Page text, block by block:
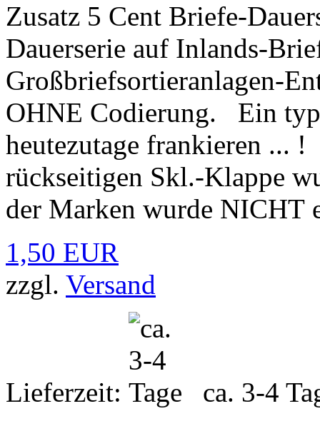
Zusatz 5 Cent Briefe-
Dauerserie auf Inlands-
Großbriefsortieranlagen-
OHNE Codierung. Ein
heutezutage frankieren ...
rückseitigen Skl.-Klappe
der Marken wurde NICHT
1,50 EUR
zzgl. Versand
Lieferzeit: ca. 3-4